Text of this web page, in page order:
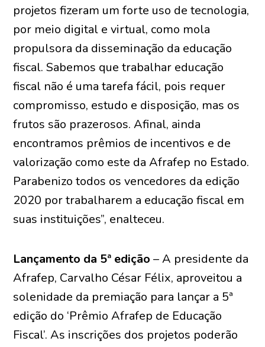
projetos fizeram um forte uso de tecnologia,
por meio digital e virtual, como mola
propulsora da disseminação da educação
fiscal. Sabemos que trabalhar educação
fiscal não é uma tarefa fácil, pois requer
compromisso, estudo e disposição, mas os
frutos são prazerosos. Afinal, ainda
encontramos prêmios de incentivos e de
valorização como este da Afrafep no Estado.
Parabenizo todos os vencedores da edição
2020 por trabalharem a educação fiscal em
suas instituições”, enalteceu.
Lançamento da 5ª edição – A presidente da
Afrafep, Carvalho César Félix, aproveitou a
solenidade da premiação para lançar a 5ª
edição do ‘Prêmio Afrafep de Educação
Fiscal’. As inscrições dos projetos poderão